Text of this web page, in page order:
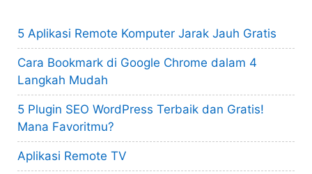
5 Aplikasi Remote Komputer Jarak Jauh Gratis
Cara Bookmark di Google Chrome dalam 4
Langkah Mudah
5 Plugin SEO WordPress Terbaik dan Gratis!
Mana Favoritmu?
Aplikasi Remote TV